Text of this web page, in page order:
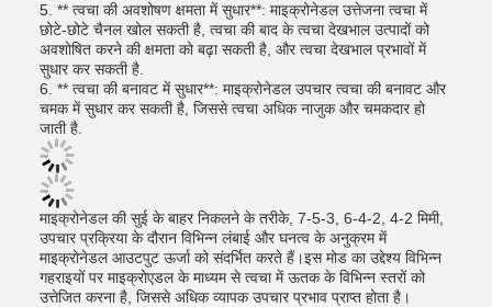
5. ** त्वचा की अवशोषण क्षमता में सुधार**: माइक्रोनेडल उत्तेजना त्वचा में
छोटे-छोटे चैनल खोल सकती है, त्वचा की बाद के त्वचा देखभाल उत्पादों को
अवशोषित करने की क्षमता को बढ़ा सकती है, और त्वचा देखभाल प्रभावों में
सुधार कर सकती है.
6. ** त्वचा की बनावट में सुधार**: माइक्रोनेडल उपचार त्वचा की बनावट और
चमक में सुधार कर सकती है, जिससे त्वचा अधिक नाजुक और चमकदार हो
जाती है.
माइक्रोनेडल की सुई के बाहर निकलने के तरीके, 7-5-3, 6-4-2, 4-2 मिमी,
उपचार प्रक्रिया के दौरान विभिन्न लंबाई और घनत्व के अनुक्रम में
माइक्रोनेडल आउटपुट ऊर्जा को संदर्भित करते हैं।इस मोड का उद्देश्य विभिन्न
गहराइयों पर माइक्रोएडल के माध्यम से त्वचा में ऊतक के विभिन्न स्तरों को
उत्तेजित करना है, जिससे अधिक व्यापक उपचार प्रभाव प्राप्त होता है।